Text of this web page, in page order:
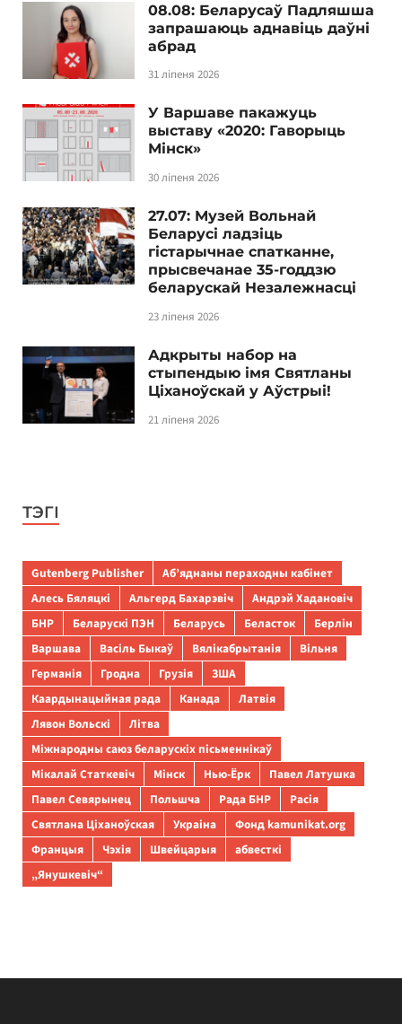
08.08: Беларусаў Падляшша
запрашаюць аднавіць даўні
абрад
31 ліпеня 2026
У Варшаве пакажуць
выставу «2020: Гаворыць
Мінск»
30 ліпеня 2026
27.07: Музей Вольнай
Беларусі ладзіць
гістарычнае спатканне,
прысвечанае 35-годдзю
беларускай Незалежнасці
23 ліпеня 2026
Адкрыты набор на
стыпендыю імя Святланы
Ціханоўскай у Аўстрыі!
21 ліпеня 2026
ТЭГІ
Gutenberg Publisher
Аб’яднаны пераходны кабінет
Алесь Бяляцкі
Альгерд Бахарэвіч
Андрэй Хадановіч
БНР
Беларускі ПЭН Беларусь Беласток
Берлін
Варшава
Васіль Быкаў Вялікабрытанія
Вільня
Германія
Гродна Грузія
ЗША
Каардынацыйная рада
Канада
Латвія
Лявон Вольскі
Літва
Міжнародны саюз беларускіх пісьменнікаў
Мікалай Статкевіч
Мінск Нью-Ёрк
Павел Латушка
Павел Севярынец
Польшча Рада БНР
Расія
Святлана Ціханоўская
Украіна
Фонд kamunikat.org
Францыя
Чэхія Швейцарыя
абвесткі
„Янушкевіч“